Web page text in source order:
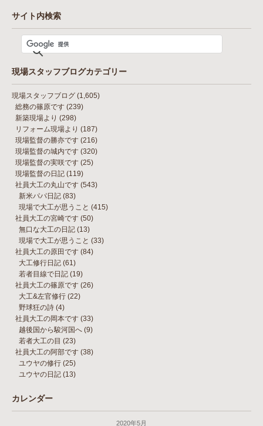
サイト内検索
現場スタッフブログカテゴリー
現場スタッフブログ (1,605)
総務の篠原です (239)
新築現場より (298)
リフォーム現場より (187)
現場監督の勝亦です (216)
現場監督の城内です (320)
現場監督の実咲です (25)
現場監督の日記 (119)
社員大工の丸山です (543)
新米パパ日記 (83)
現場で大工が思うこと (415)
社員大工の宮崎です (50)
無口な大工の日記 (13)
現場で大工が思うこと (33)
社員大工の原田です (84)
大工修行日記 (61)
若者目線で日記 (19)
社員大工の篠原です (26)
大工&左官修行 (22)
野球狂の詩 (4)
社員大工の岡本です (33)
越後国から駿河国へ (9)
若者大工の目 (23)
社員大工の阿部です (38)
ユウヤの修行 (25)
ユウヤの日記 (13)
カレンダー
2020年5月